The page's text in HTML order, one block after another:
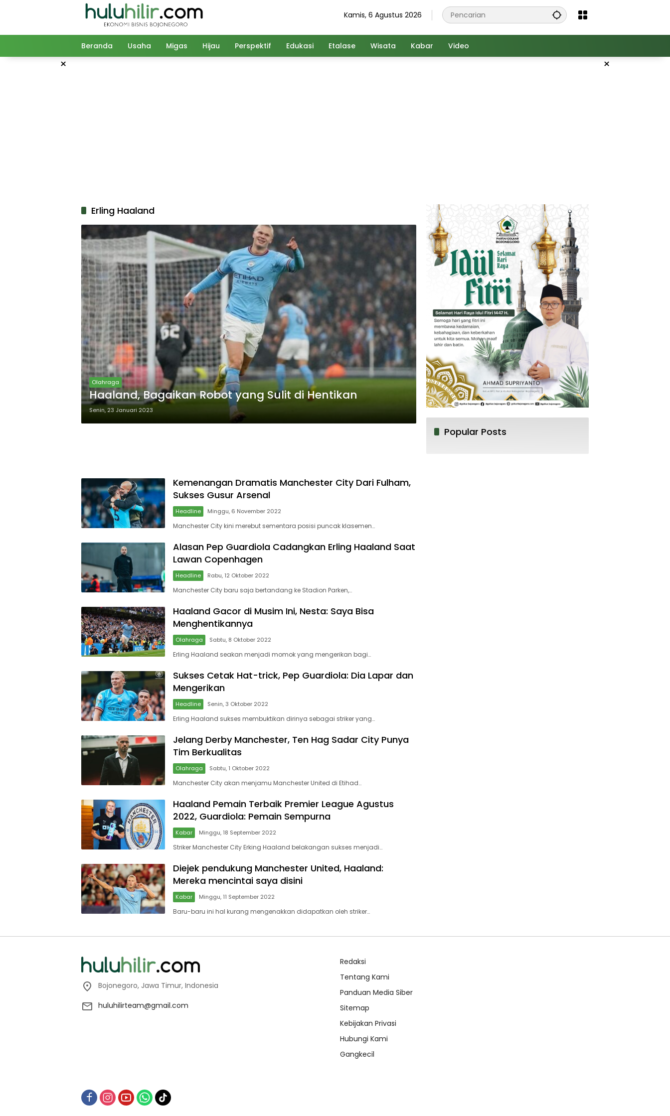
Kamis, 6 Agustus 2026
Beranda Usaha Migas Hijau Perspektif Edukasi Etalase Wisata Kabar Video
× ×
Erling Haaland
Olahraga
Haaland, Bagaikan Robot yang Sulit di Hentikan
Senin, 23 Januari 2023
Kemenangan Dramatis Manchester City Dari Fulham,
Sukses Gusur Arsenal
Headline Minggu, 6 November 2022
Manchester City kini merebut sementara posisi puncak klasemen…
Alasan Pep Guardiola Cadangkan Erling Haaland Saat
Lawan Copenhagen
Headline Rabu, 12 Oktober 2022
Manchester City baru saja bertandang ke Stadion Parken,…
Haaland Gacor di Musim Ini, Nesta: Saya Bisa
Menghentikannya
Olahraga Sabtu, 8 Oktober 2022
Erling Haaland seakan menjadi momok yang mengerikan bagi…
Sukses Cetak Hat-trick, Pep Guardiola: Dia Lapar dan
Mengerikan
Headline Senin, 3 Oktober 2022
Erling Haaland sukses membuktikan dirinya sebagai striker yang…
Jelang Derby Manchester, Ten Hag Sadar City Punya
Tim Berkualitas
Olahraga Sabtu, 1 Oktober 2022
Manchester City akan menjamu Manchester United di Etihad…
Haaland Pemain Terbaik Premier League Agustus
2022, Guardiola: Pemain Sempurna
Kabar Minggu, 18 September 2022
Striker Manchester City Erking Haaland belakangan sukses menjadi…
Diejek pendukung Manchester United, Haaland:
Mereka mencintai saya disini
Kabar Minggu, 11 September 2022
Baru-baru ini hal kurang mengenakkan didapatkan oleh striker…
Popular Posts
Bojonegoro, Jawa Timur, Indonesia
huluhilirteam@gmail.com
Redaksi
Tentang Kami
Panduan Media Siber
Sitemap
Kebijakan Privasi
Hubungi Kami
Gangkecil